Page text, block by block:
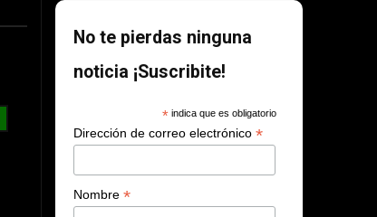
No te pierdas ninguna
noticia ¡Suscribite!
*indica que es obligatorio
Dirección de correo electrónico*
Nombre*